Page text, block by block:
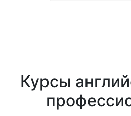
Курсы